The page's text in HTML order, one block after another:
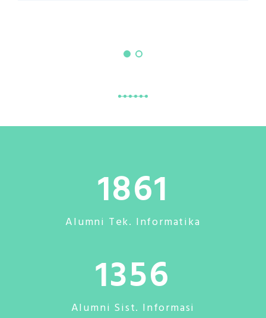
1861
Alumni Tek. Informatika
1356
Alumni Sist. Informasi